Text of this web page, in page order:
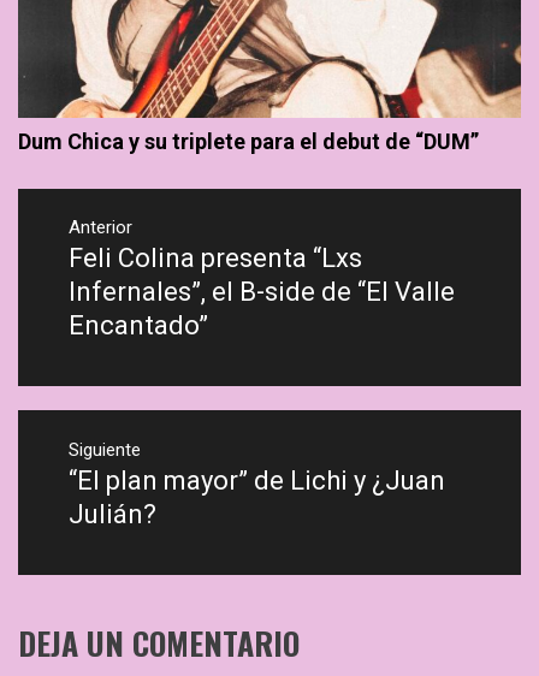
Dum Chica y su triplete para el debut de “DUM”
Navegación
entradas
Anterior
Previous
post:
Feli Colina presenta “Lxs
Infernales”, el B-side de “El Valle
Encantado”
Siguiente
Next
post:
“El plan mayor” de Lichi y ¿Juan
Julián?
DEJA UN COMENTARIO